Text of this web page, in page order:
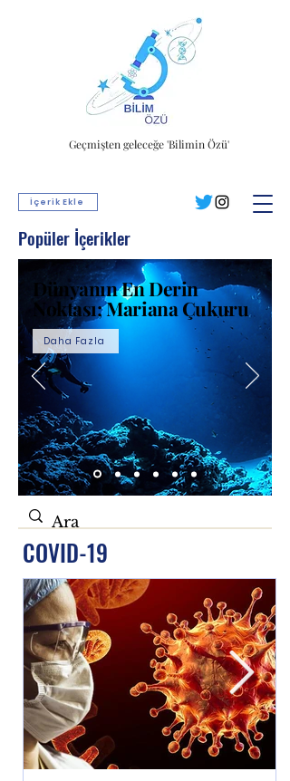
İçerik Ekle
Geçmişten geleceğe 'Bilimin Özü'
Popüler İçerikler
Dünyanın En Derin
Noktası; Mariana Çukuru
Daha Fazla
COVID-19